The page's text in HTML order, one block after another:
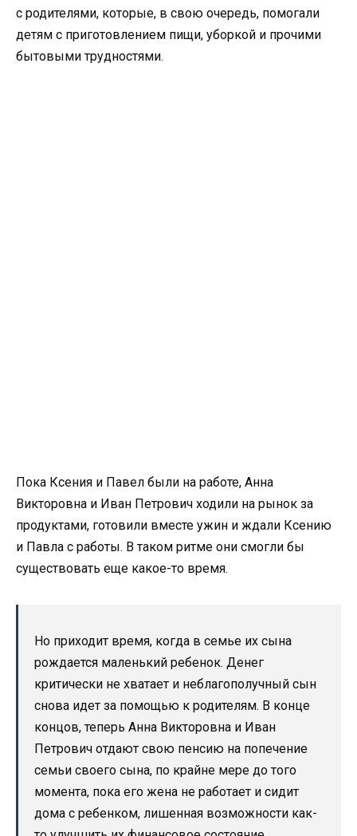
с родителями, которые, в свою очередь, помогали
детям с приготовлением пищи, уборкой и прочими
бытовыми трудностями.
Пока Ксения и Павел были на работе, Анна
Викторовна и Иван Петрович ходили на рынок за
продуктами, готовили вместе ужин и ждали Ксению
и Павла с работы. В таком ритме они смогли бы
существовать еще какое-то время.
Но приходит время, когда в семье их сына
рождается маленький ребенок. Денег
критически не хватает и неблагополучный сын
снова идет за помощью к родителям. В конце
концов, теперь Анна Викторовна и Иван
Петрович отдают свою пенсию на попечение
семьи своего сына, по крайне мере до того
момента, пока его жена не работает и сидит
дома с ребенком, лишенная возможности как-